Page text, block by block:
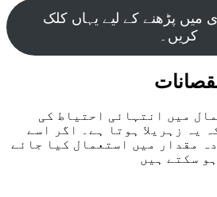
میں پڑھنے کے لیے یہاں کلک
کریں۔
میں انتہائی احتیاط کی
یہ زہریلا ہوتا ہے۔ اگر اسے
مقدار میں استعمال کیا جائے
سکتے ہیں